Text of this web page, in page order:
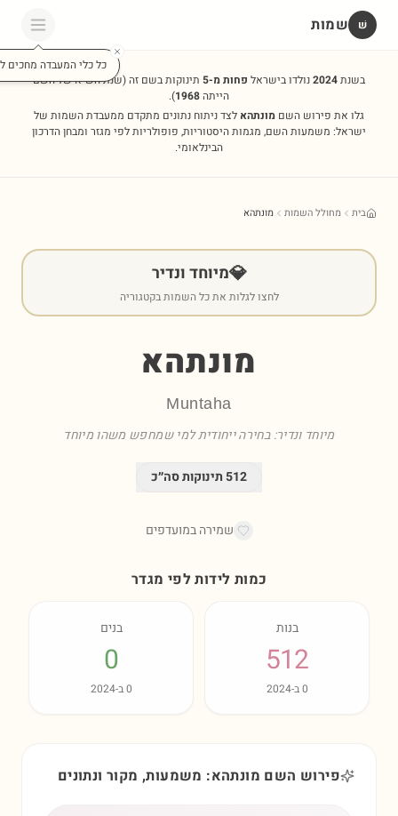
שׁ שמות
כל כלי המעבדה מחכים
בשנת2024נולדו בישראל פחות מ-5 תינוקות בשם זה(שנת השיא של השם
הייתה1968
).
גלו את פירוש השם מונתהא לצד ניתוח נתונים מתקדם ממעבדת השמות של
ישראל: משמעות השם, מגמות היסטוריות, פופולריות לפי מגזר ומבחן הדרכון
הבינלאומי.
בית מחולל השמות מונתהא
💎מיוחד ונדיר
לחצו לגלות את כל השמות בקטגוריה
מונתהא
Muntaha
מיוחד ונדיר: בחירה ייחודית למי שמחפש משהו מיוחד
512תינוקות סה״כ
שמירה במועדפים
כמות לידות לפי מגדר
בנות
512
0ב-2024
בנים
0
0ב-2024
פירוש השם מונתהא: משמעות, מקור ונתונים